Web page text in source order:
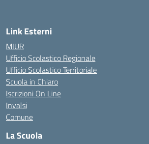
Link Esterni
MIUR
Ufficio Scolastico Regionale
Ufficio Scolastico Territoriale
Scuola in Chiaro
Iscrizioni On Line
Invalsi
Comune
La Scuola